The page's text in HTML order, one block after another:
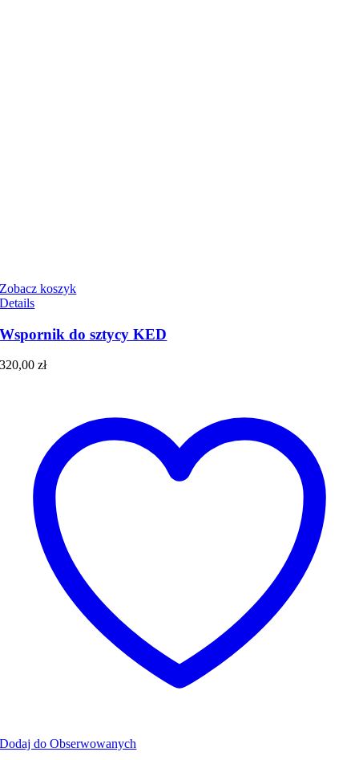
Zobacz koszyk
Details
Wspornik do sztycy KED
320,00zł
Dodaj do Obserwowanych